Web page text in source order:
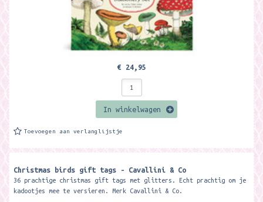
€ 24,95
In winkelwagen
Toevoegen aan verlanglijstje
Christmas birds gift tags - Cavallini & Co
36 prachtige christmas gift tags met glitters. Echt prachtig om je
kadootjes mee te versieren. Merk Cavallini & Co.